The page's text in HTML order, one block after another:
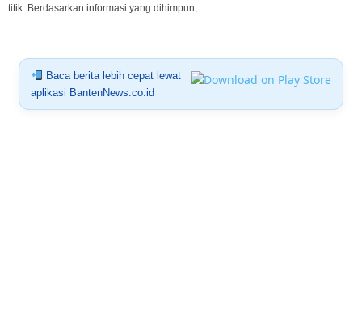
titik. Berdasarkan informasi yang dihimpun,...
Baca berita lebih cepat lewat
aplikasi BantenNews.co.id